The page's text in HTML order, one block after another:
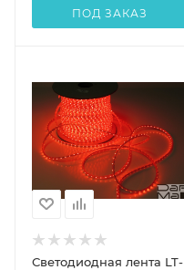
ПОД ЗАКАЗ
Светодиодная лента LT-